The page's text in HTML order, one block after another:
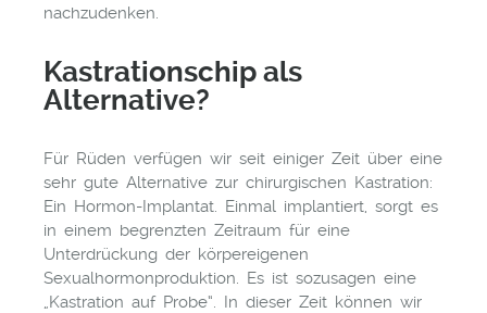
nachzudenken.
Kastrationschip als
Alternative?
Für Rüden verfügen wir seit einiger Zeit über eine
sehr gute Alternative zur chirurgischen Kastration:
Ein Hormon-Implantat. Einmal implantiert, sorgt es
in einem begrenzten Zeitraum für eine
Unterdrückung der körpereigenen
Sexualhormonproduktion. Es ist sozusagen eine
„Kastration auf Probe“. In dieser Zeit können wir